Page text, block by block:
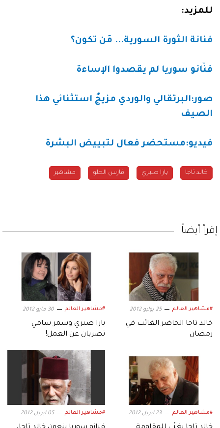
للمزيد:
فنانة الثورة السورية... مَن تكون؟
فنّانو سوريا لم يقصدوا الإساءة
صور:البرتقالي والوردي مزيجٌ استثنائي هذا
الصيف
فيديو:مستحضر فعال لتبييض البشرة
خالد تاجا يارا صبري فارس الحلو مشاهير
إقرأ أيضاً
#مشاهير العالم 25 يوليو 2012
خالد تاجا الحاضر الغائب في
رمضان
#مشاهير العالم 30 مايو 2012
يارا صبري وسمر سامي
تضربان عن العمل!
#مشاهير العالم 23 ابريل 2012 #مشاهير العالم 05 ابريل 2012